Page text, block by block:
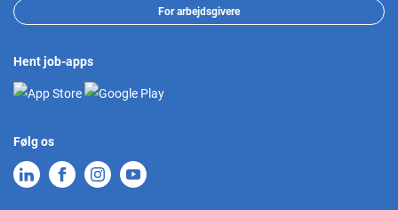
For arbejdsgivere
Hent job-apps
Følg os